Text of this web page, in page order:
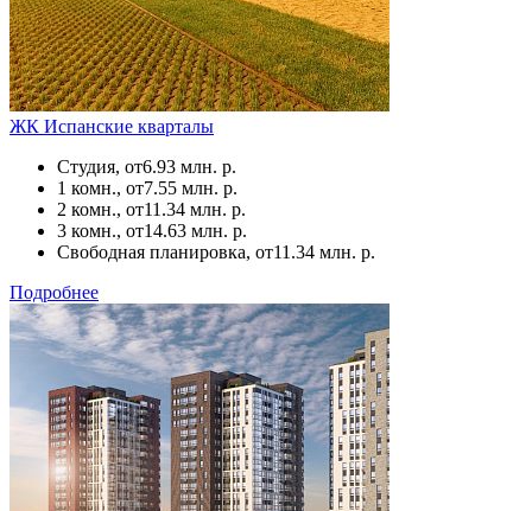
ЖК Испанские кварталы
Студия, от6.93 млн. р.
1 комн., от7.55 млн. р.
2 комн., от11.34 млн. р.
3 комн., от14.63 млн. р.
Свободная планировка, от11.34 млн. р.
Подробнее